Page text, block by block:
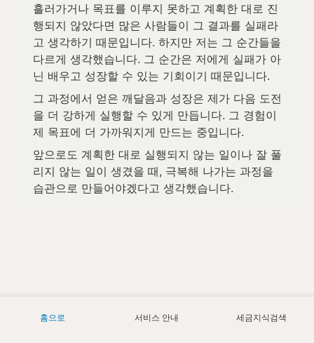
흘러가거나 목표를 이루지 못하고 계획한 대로 진
행되지 않았다면 많은 사람들이 그 결과를 실패라
고 생각하기 때문입니다. 하지만 저는 그 순간들을
다르게 생각했습니다. 그 순간은 저에게 실패가 아
닌 배우고 성장할 수 있는 기회이기 때문입니다.
그 과정에서 얻은 깨달음과 성장은 제가 다음 도전
을 더 강하게 실행할 수 있게 만듭니다. 그 경험이
제 목표에 더 가까워지게 만드는 중입니다.
앞으로도 계획한 대로 실행되지 않는 일이나 잘 풀
리지 않는 일이 생겼을 때, 극복해 나가는 과정을
습관으로 만들어야겠다고 생각했습니다.
홈으로 서비스 안내 세금지식검색